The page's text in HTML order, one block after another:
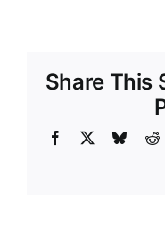
Share This
Facebook